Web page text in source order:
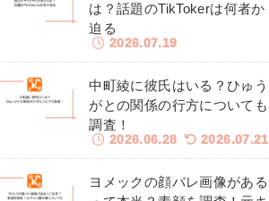
は？話題のTikTokerは何者か
迫る
2026.07.19
中町綾に彼氏はいる？ひゅう
がとの関係の行方についても
調査！
2026.06.28 2026.07.21
ヨメックの顔バレ画像がある